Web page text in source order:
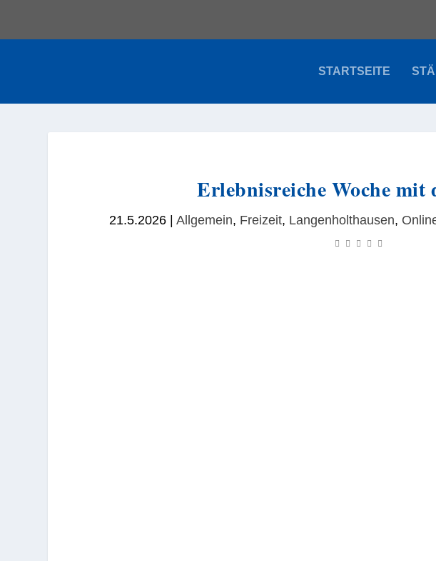
STARTSEITE
Erlebnisreiche Woche
21.5.2026| Allgemein, Freizeit, Langenholthausen,